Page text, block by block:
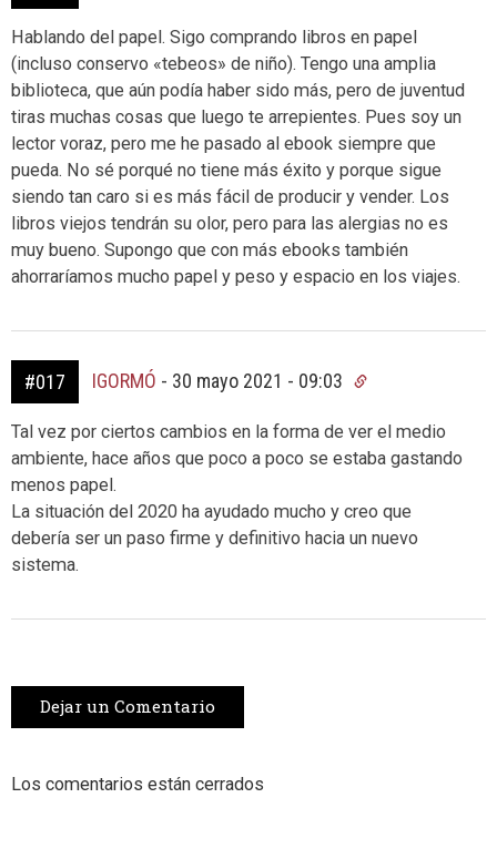
Hablando del papel. Sigo comprando libros en papel
(incluso conservo «tebeos» de niño). Tengo una amplia
biblioteca, que aún podía haber sido más, pero de juventud
tiras muchas cosas que luego te arrepientes. Pues soy un
lector voraz, pero me he pasado al ebook siempre que
pueda. No sé porqué no tiene más éxito y porque sigue
siendo tan caro si es más fácil de producir y vender. Los
libros viejos tendrán su olor, pero para las alergias no es
muy bueno. Supongo que con más ebooks también
ahorraríamos mucho papel y peso y espacio en los viajes.
#017 IGORMÓ - 30 mayo 2021 - 09:03
Tal vez por ciertos cambios en la forma de ver el medio
ambiente, hace años que poco a poco se estaba gastando
menos papel.
La situación del 2020 ha ayudado mucho y creo que
debería ser un paso firme y definitivo hacia un nuevo
sistema.
Dejar un Comentario
Los comentarios están cerrados